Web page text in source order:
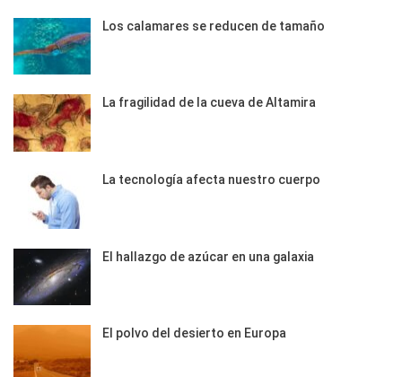
Los calamares se reducen de tamaño
La fragilidad de la cueva de Altamira
La tecnología afecta nuestro cuerpo
El hallazgo de azúcar en una galaxia
El polvo del desierto en Europa